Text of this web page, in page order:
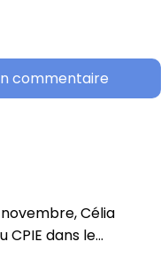
commentaire
Célia
dans le...